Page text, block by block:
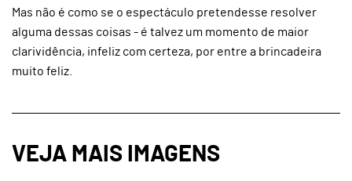
Mas não é como se o espectáculo pretendesse resolver
alguma dessas coisas - é talvez um momento de maior
clarividência, infeliz com certeza, por entre a brincadeira
muito feliz.